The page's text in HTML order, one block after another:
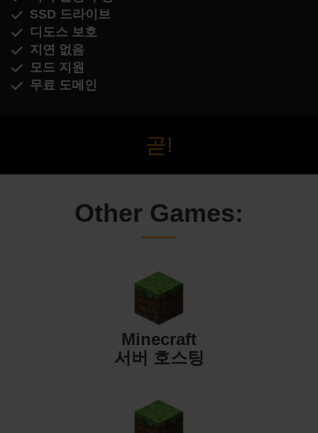
SSD 드라이브
디도스 보호
지연 없음
모드 지원
무료 도메인
곧!
Other Games:
Minecraft
서버 호스팅